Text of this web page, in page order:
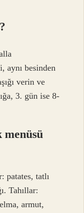
aynı besinden
verin ve
3. gün ise 8-
menüsü
patates, tatlı
Tahıllar:
armut,